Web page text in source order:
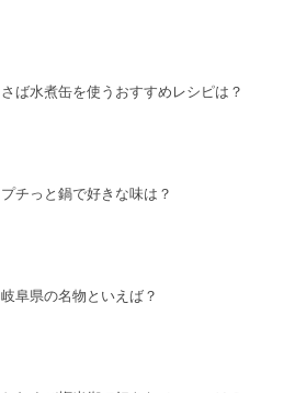
さば水煮缶を使うおすすめレシピは？
プチっと鍋で好きな味は？
岐阜県の名物といえば？